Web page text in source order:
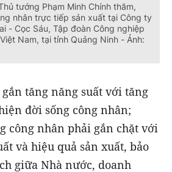
tướng Phạm Minh Chính thăm,
nhân trực tiếp sản xuất tại Công ty
- Cọc Sáu, Tập đoàn Công nghiệp
Nam, tại tỉnh Quảng Ninh - Ảnh:
tăng năng suất với tăng
đời sống công nhân;
công nhân phải gắn chặt với
và hiệu quả sản xuất, bảo
giữa Nhà nước, doanh